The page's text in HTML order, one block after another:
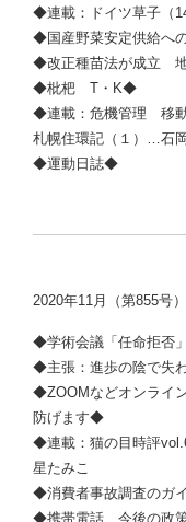
◆連載：ドイツ草子（
◆国産野菜安定供給へ
◆改正種苗法が成立
◆枇杷 T・K◆
◆連載：危機管理 移
札幌住環記（１）…石
◆運動日誌◆
2020年11月（第855号
◆学術会議「任命拒否
◆主張：進歩の陰で失
◆ZOOMなどオンライ
防げます◆
◆連載：猫の目時評
星たみこ
◆消費者事故調査のガ
◆携帯電話 今後の政